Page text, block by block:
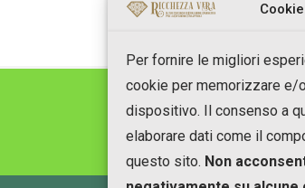
Per fornire le migliori
cookie per memorizzare e/
dispositivo. Il consenso a
elaborare dati come il
questo sito. Non